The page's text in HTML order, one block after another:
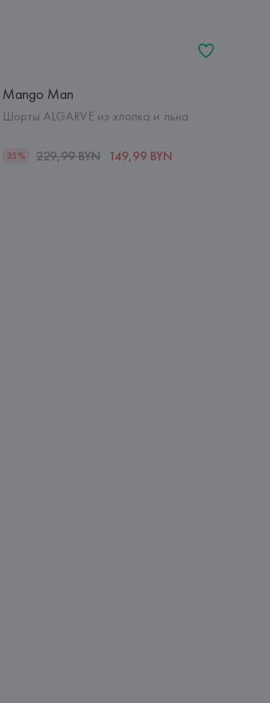
Mango Man
Шорты ALGARVE из хлопка и льна
35% 229,99 BYN 149,99 BYN